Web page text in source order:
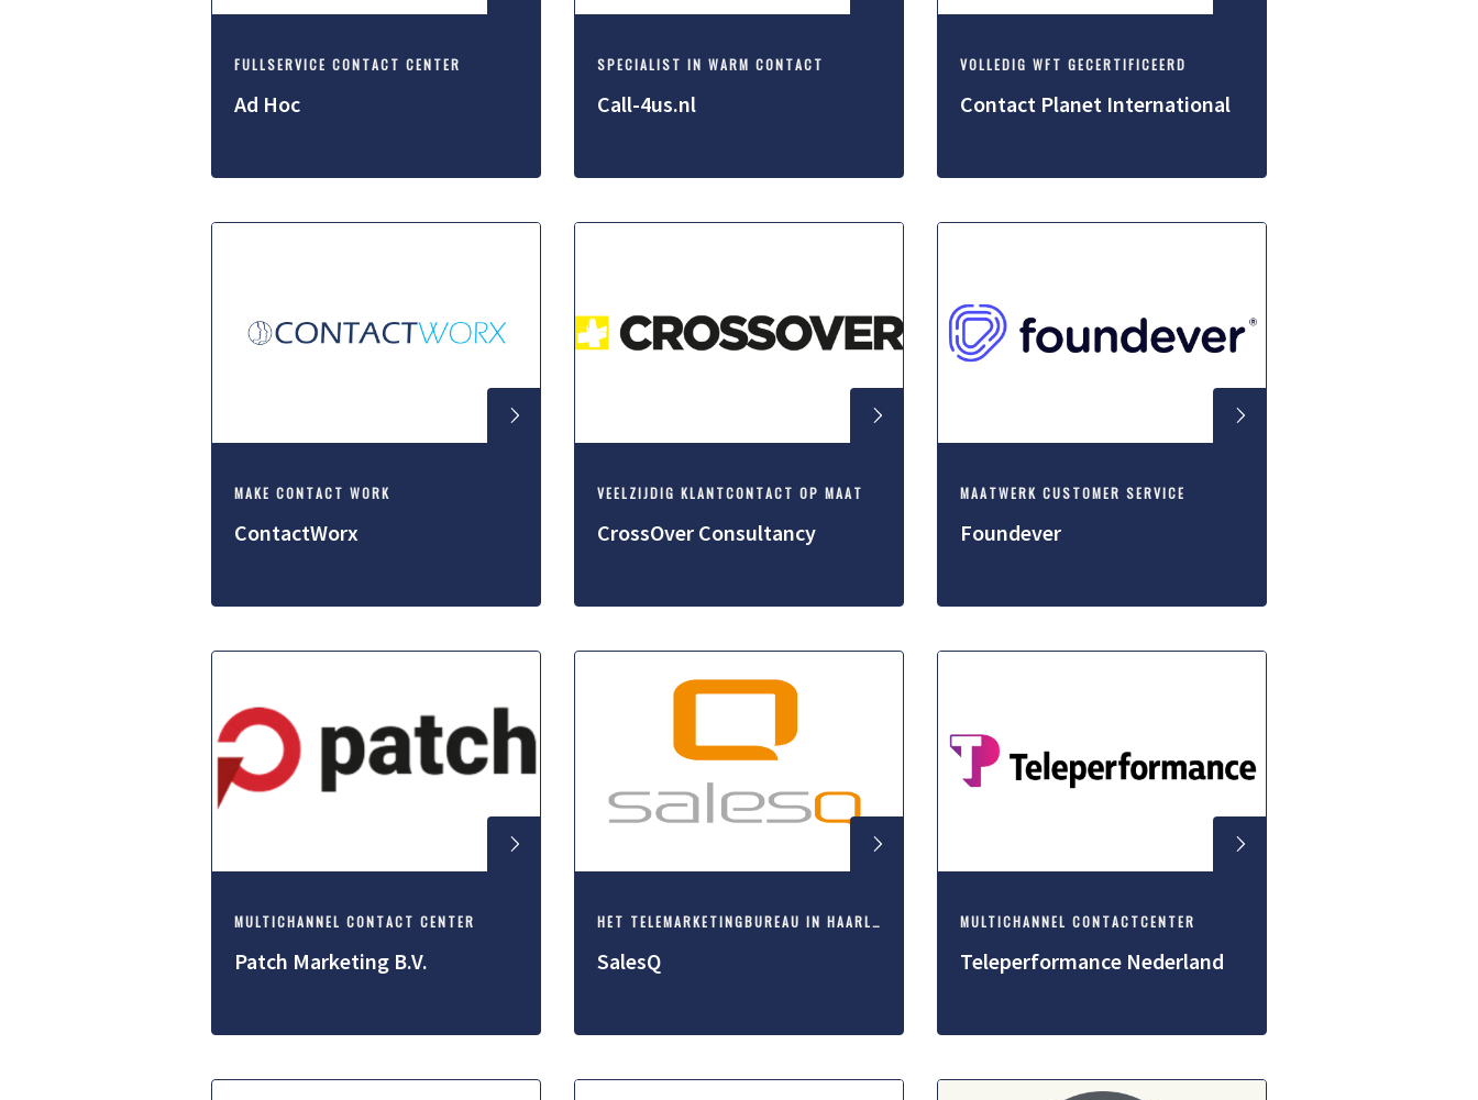
FULLSERVICE CONTACT CENTER
Ad Hoc
SPECIALIST IN WARM CONTACT
Call-4us.nl
VOLLEDIG WFT GECERTIFICEERD
Contact Planet International
MAKE CONTACT WORK
ContactWorx
VEELZIJDIG KLANTCONTACT OP MAAT
CrossOver Consultancy
MAATWERK CUSTOMER SERVICE
Foundever
MULTICHANNEL CONTACT CENTER
Patch Marketing B.V.
HÉT TELEMARKETINGBUREAU IN HAARLEM
SalesQ
MULTICHANNEL CONTACTCENTER
Teleperformance Nederland